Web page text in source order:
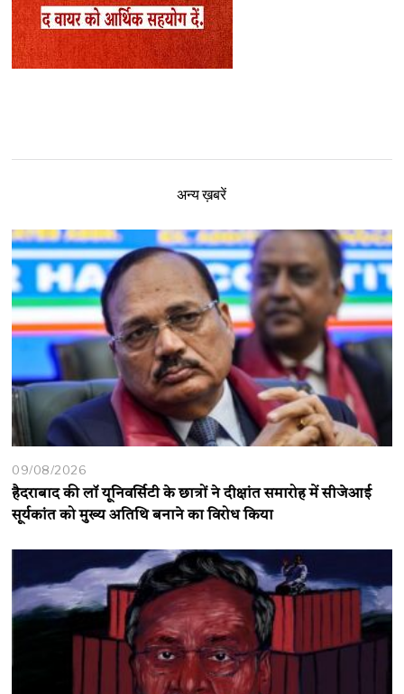
अन्य ख़बरें
09/08/2026
हैदराबाद की लॉ यूनिवर्सिटी के छात्रों ने दीक्षांत समारोह में सीजेआई
सूर्यकांत को मुख्य अतिथि बनाने का विरोध किया